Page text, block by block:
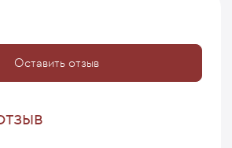
Оставить отзыв